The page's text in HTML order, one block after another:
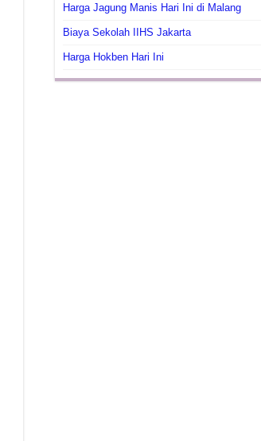
Harga Jagung Manis Hari Ini di Malang
Biaya Sekolah IIHS Jakarta
Harga Hokben Hari Ini